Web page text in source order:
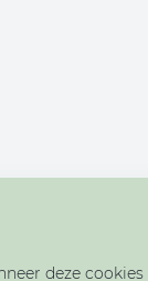
deze